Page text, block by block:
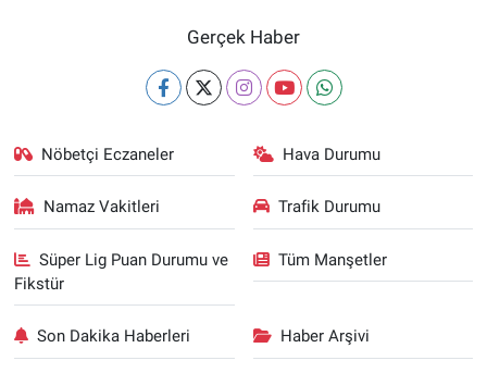
Gerçek Haber
Nöbetçi Eczaneler Hava Durumu
Namaz Vakitleri Trafik Durumu
Süper Lig Puan Durumu ve
Fikstür
Tüm Manşetler
Son Dakika Haberleri Haber Arşivi